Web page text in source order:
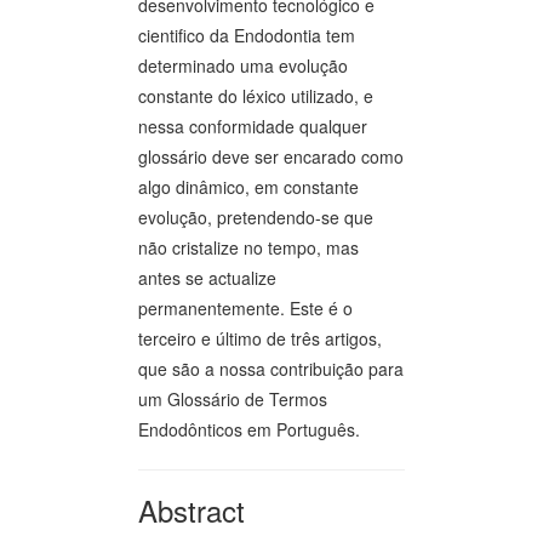
desenvolvimento tecnológico e
cientifico da Endodontia tem
determinado uma evolução
constante do léxico utilizado, e
nessa conformidade qualquer
glossário deve ser encarado como
algo dinâmico, em constante
evolução, pretendendo-se que
não cristalize no tempo, mas
antes se actualize
permanentemente. Este é o
terceiro e último de três artigos,
que são a nossa contribuição para
um Glossário de Termos
Endodônticos em Português.
Abstract